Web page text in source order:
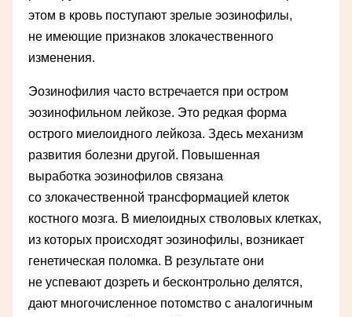
этом в кровь поступают зрелые эозинофилы,
не имеющие признаков злокачественного
изменения.
Эозинофилия часто встречается при остром
эозинофильном лейкозе. Это редкая форма
острого миелоидного лейкоза. Здесь механизм
развития болезни другой. Повышенная
выработка эозинофилов связана
со злокачественной трансформацией клеток
костного мозга. В миелоидных стволовых клетках,
из которых происходят эозинофилы, возникает
генетическая поломка. В результате они
не успевают дозреть и бесконтрольно делятся,
дают многочисленное потомство с аналогичным